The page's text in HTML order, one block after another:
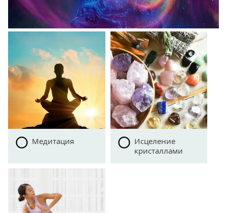
Медитация
Исцеление
кристаллами